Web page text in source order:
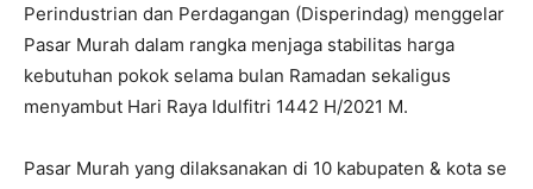
Perindustrian dan Perdagangan (Disperindag) menggelar
Pasar Murah dalam rangka menjaga stabilitas harga
kebutuhan pokok selama bulan Ramadan sekaligus
menyambut Hari Raya Idulfitri 1442 H/2021 M.
Pasar Murah yang dilaksanakan di 10 kabupaten & kota se